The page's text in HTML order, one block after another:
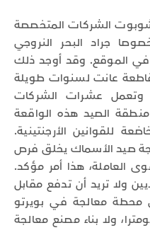
الشركات المتخصصة
جراد البحر النروجي
في الموقع. وقد أوجد ذلك
عانت لسنوات طويلة
وتعمل عشرات الشركات
الصيد هذه الواقعة
للقوانين الأرجنتينية.
صيد الأسماك يخلق فرص
العاملة، هذا أمر مؤكد.
ولا تريد أن تدفع مقابل
محطة معالجة في بويرتو
على بعد حوالى 60 كيلومترا، ولا بناء مصنع معالجة